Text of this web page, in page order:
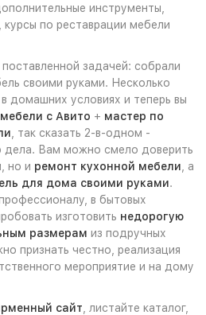
инструменты,
по реставрации мебели
задачей: собрали
своими руками. Несколько
домашних условиях и теперь вы
с Авито + мастер по
, так сказать 2-в-одном -
дела. Вам можно смело доверить
но и ремонт кухонной мебели , а
для дома своими руками.
в бытовых
изготовить недорогую
размерам из подручных
признать честно, реализация
мероприятие и на дому
сайт , листайте каталог,